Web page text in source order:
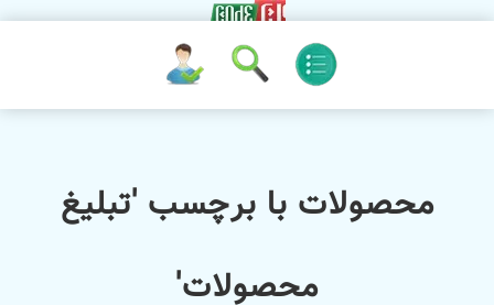
محصولات با برچسب 'تبلیغ
محصولات'